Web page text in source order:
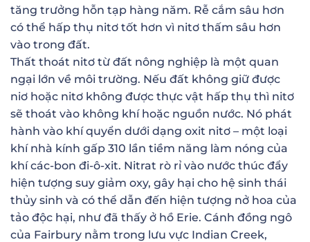
tăng trưởng hỗn tạp hàng năm. Rễ cắm sâu hơn
có thể hấp thụ nitơ tốt hơn vì nitơ thấm sâu hơn
vào trong đất.
Thất thoát nitơ từ đất nông nghiệp là một quan
ngại lớn về môi trường. Nếu đất không giữ được
niơ hoặc nitơ không được thực vật hấp thụ thì nitơ
sẽ thoát vào không khí hoặc nguồn nước. Nó phát
hành vào khí quyển dưới dạng oxit nitơ – một loại
khí nhà kính gấp 310 lần tiềm năng làm nóng của
khí các-bon đi-ô-xit. Nitrat rò rỉ vào nước thúc đẩy
hiện tượng suy giảm oxy, gây hại cho hệ sinh thái
thủy sinh và có thể dẫn đến hiện tượng nở hoa của
tảo độc hại, như đã thấy ở hồ Erie. Cánh đồng ngô
của Fairbury nằm trong lưu vực Indian Creek,